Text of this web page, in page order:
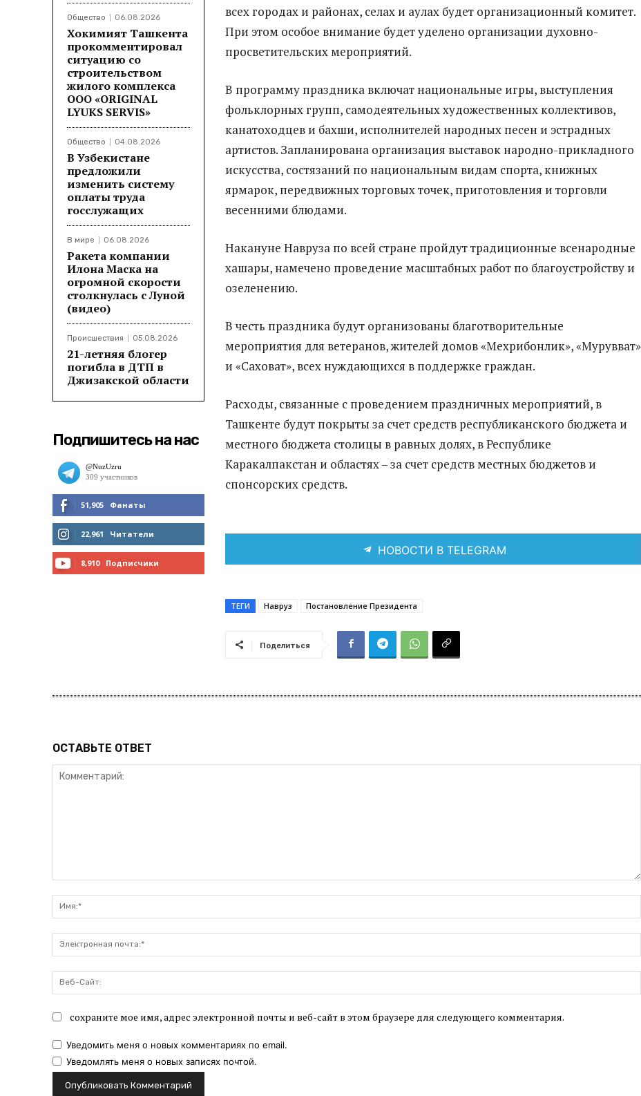
Общество 06.08.2026
Хокимият Ташкента
прокомментировал
ситуацию со
строительством
жилого комплекса
ООО «ORIGINAL
LYUKS SERVIS»
Общество 04.08.2026
В Узбекистане
предложили
изменить систему
оплаты труда
госслужащих
В мире 06.08.2026
Ракета компании
Илона Маска на
огромной скорости
столкнулась с Луной
(видео)
Происшествия 05.08.2026
21-летняя блогер
погибла в ДТП в
Джизакской области
Подпишитесь на нас
51,905 Фанаты
МНЕ НРАВИТСЯ
22,961 Читатели
8,910 Подписчики
всех городах и районах, селах и аулах будет организационный комитет.
При этом особое внимание будет уделено организации духовно-
просветительских мероприятий.
В программу праздника включат национальные игры, выступления
фольклорных групп, самодеятельных художественных коллективов,
канатоходцев и бахши, исполнителей народных песен и эстрадных
артистов. Запланирована организация выставок народно-прикладного
искусства, состязаний по национальным видам спорта, книжных
ярмарок, передвижных торговых точек, приготовления и торговли
весенними блюдами.
Накануне Навруза по всей стране пройдут традиционные всенародные
хашары, намечено проведение масштабных работ по благоустройству и
озеленению.
В честь праздника будут организованы благотворительные
мероприятия для ветеранов, жителей домов «Мехрибонлик», «Мурувват»
и «Саховат», всех нуждающихся в поддержке граждан.
Расходы, связанные с проведением праздничных мероприятий, в
Ташкенте будут покрыты за счет средств республиканского бюджета и
местного бюджета столицы в равных долях, в Республике
Каракалпакстан и областях – за счет средств местных бюджетов и
спонсорских средств.
НОВОСТИ В TELEGRAM
ТЕГИ Навруз Постановление Президента
Поделиться
ОСТАВЬТЕ ОТВЕТ
сохраните мое имя, адрес электронной почты и веб-сайт в этом браузере для следующего комментария.
Уведомить меня о новых комментариях по email.
Уведомлять меня о новых записях почтой.